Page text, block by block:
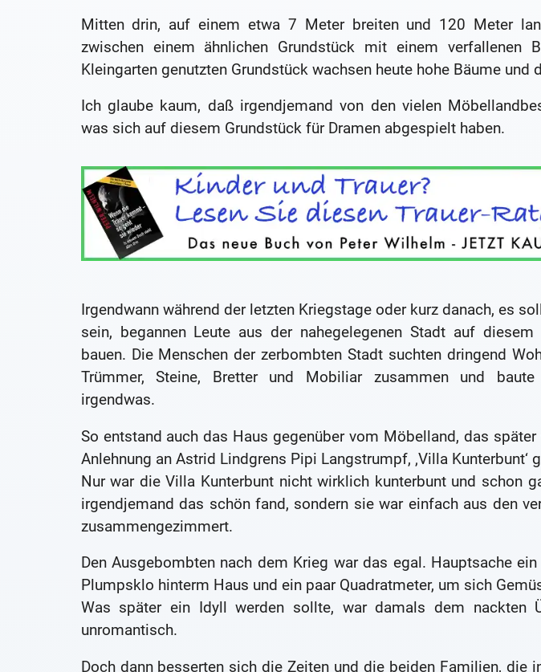
Mitten drin, auf einem etwa 7 Meter breiten und 120 Meter
zwischen einem ähnlichen Grundstück mit einem verfallenen
Kleingarten genutzten Grundstück wachsen heute hohe Bäume und
Ich glaube kaum, daß irgendjemand von den vielen
was sich auf diesem Grundstück für Dramen abgespielt haben.
Irgendwann während der letzten Kriegstage oder kurz danach, es
sein, begannen Leute aus der nahegelegenen Stadt auf
bauen. Die Menschen der zerbombten Stadt suchten dringend
Trümmer, Steine, Bretter und Mobiliar zusammen und
irgendwas.
So entstand auch das Haus gegenüber vom Möbelland, das
Anlehnung an Astrid Lindgrens Pipi Langstrumpf, ‚Villa Kunterbunt‘
Nur war die Villa Kunterbunt nicht wirklich kunterbunt und schon
irgendjemand das schön fand, sondern sie war einfach aus den
zusammengezimmert.
Den Ausgebombten nach dem Krieg war das egal. Hauptsache
Plumpsklo hinterm Haus und ein paar Quadratmeter, um sich
Was später ein Idyll werden sollte, war damals dem nackten
unromantisch.
Doch dann besserten sich die Zeiten und die beiden Familien, die